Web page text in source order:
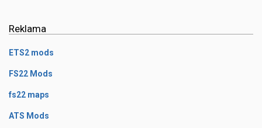
Reklama
ETS2 mods
FS22 Mods
fs22 maps
ATS Mods